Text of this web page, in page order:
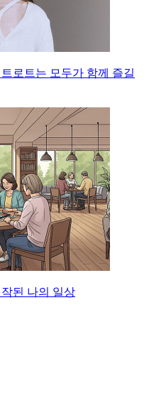
로트는 모두가 함께 즐길
된 나의 일상